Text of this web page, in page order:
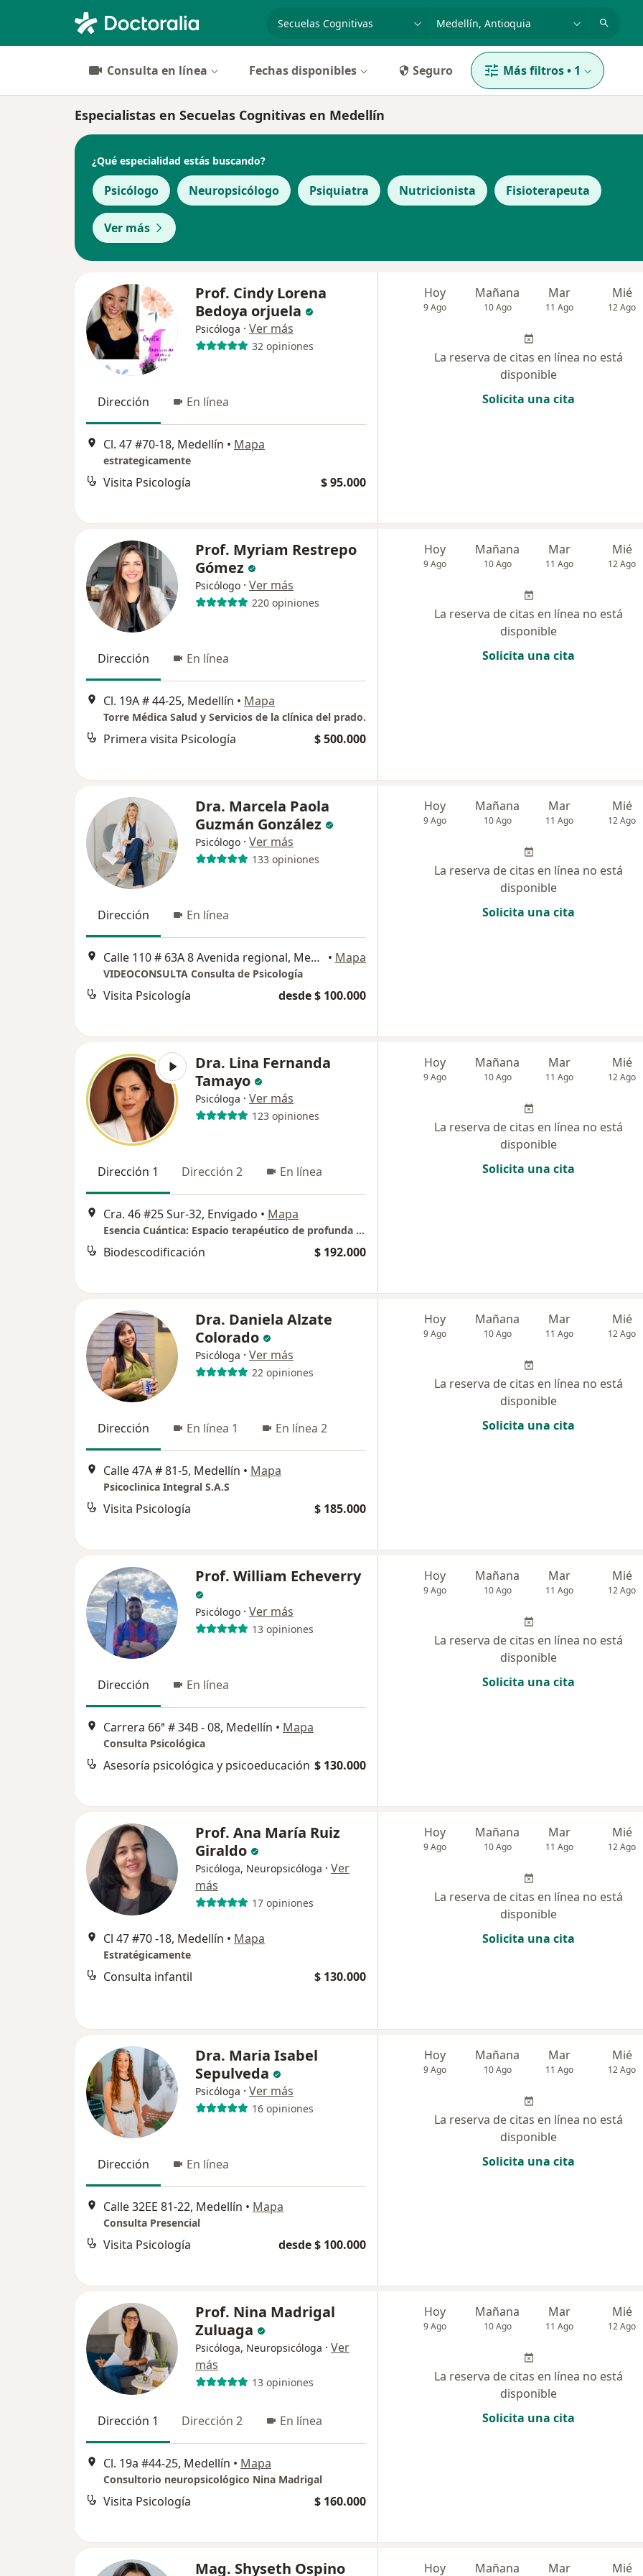
p. ej. Bogotá
Consulta en línea Fechas disponibles Seguro Más filtros• 1
Especialistas en Secuelas Cognitivas en Medellín
¿Qué especialidad estás buscando?
Psicólogo Neuropsicólogo Psiquiatra Nutricionista Fisioterapeuta
Ver más
Prof. Cindy Lorena
Bedoya orjuela
Psicóloga · Ver más
32 opiniones
Dirección En línea
Cl. 47 #70-18, Medellín • Mapa
estrategicamente
Visita Psicología $ 95.000
Hoy
9 Ago
Mañana
10 Ago
Mar
11 Ago
Mié
12 Ago
La reserva de citas en línea no está
disponible
Solicita una cita
Prof. Myriam Restrepo
Gómez
Psicólogo · Ver más
220 opiniones
Dirección En línea
Cl. 19A # 44-25, Medellín • Mapa
Torre Médica Salud y Servicios de la clínica del prado.
Primera visita Psicología $ 500.000
Hoy
9 Ago
Mañana
10 Ago
Mar
11 Ago
Mié
12 Ago
La reserva de citas en línea no está
disponible
Solicita una cita
Dra. Marcela Paola
Guzmán González
Psicólogo · Ver más
133 opiniones
Dirección En línea
Calle 110 # 63A 8 Avenida regional, Medellín • Mapa
VIDEOCONSULTA Consulta de Psicología
Visita Psicología desde $ 100.000
Hoy
9 Ago
Mañana
10 Ago
Mar
11 Ago
Mié
12 Ago
La reserva de citas en línea no está
disponible
Solicita una cita
Dra. Lina Fernanda
Tamayo
Psicóloga · Ver más
123 opiniones
Dirección 1 Dirección 2 En línea
Cra. 46 #25 Sur-32, Envigado • Mapa
Esencia Cuántica: Espacio terapéutico de profunda transformación
Biodescodificación $ 192.000
Hoy
9 Ago
Mañana
10 Ago
Mar
11 Ago
Mié
12 Ago
La reserva de citas en línea no está
disponible
Solicita una cita
Dra. Daniela Alzate
Colorado
Psicóloga · Ver más
22 opiniones
Dirección En línea 1 En línea 2
Calle 47A # 81-5, Medellín • Mapa
Psicoclinica Integral S.A.S
Visita Psicología $ 185.000
Hoy
9 Ago
Mañana
10 Ago
Mar
11 Ago
Mié
12 Ago
La reserva de citas en línea no está
disponible
Solicita una cita
Prof. William Echeverry
Psicólogo · Ver más
13 opiniones
Dirección En línea
Carrera 66ª # 34B - 08, Medellín • Mapa
Consulta Psicológica
Asesoría psicológica y psicoeducación $ 130.000
Hoy
9 Ago
Mañana
10 Ago
Mar
11 Ago
Mié
12 Ago
La reserva de citas en línea no está
disponible
Solicita una cita
Prof. Ana María Ruiz
Giraldo
Psicóloga, Neuropsicóloga · Ver
más
17 opiniones
Cl 47 #70 -18, Medellín • Mapa
Estratégicamente
Consulta infantil $ 130.000
Hoy
9 Ago
Mañana
10 Ago
Mar
11 Ago
Mié
12 Ago
La reserva de citas en línea no está
disponible
Solicita una cita
Dra. Maria Isabel
Sepulveda
Psicóloga · Ver más
16 opiniones
Dirección En línea
Calle 32EE 81-22, Medellín • Mapa
Consulta Presencial
Visita Psicología desde $ 100.000
Hoy
9 Ago
Mañana
10 Ago
Mar
11 Ago
Mié
12 Ago
La reserva de citas en línea no está
disponible
Solicita una cita
Prof. Nina Madrigal
Zuluaga
Psicóloga, Neuropsicóloga · Ver
más
13 opiniones
Dirección 1 Dirección 2 En línea
Cl. 19a #44-25, Medellín • Mapa
Consultorio neuropsicológico Nina Madrigal
Visita Psicología $ 160.000
Hoy
9 Ago
Mañana
10 Ago
Mar
11 Ago
Mié
12 Ago
La reserva de citas en línea no está
disponible
Solicita una cita
Mag. Shyseth Ospino Hoy Mañana Mar Mié